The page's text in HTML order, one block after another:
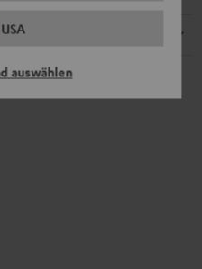
USA
auswählen